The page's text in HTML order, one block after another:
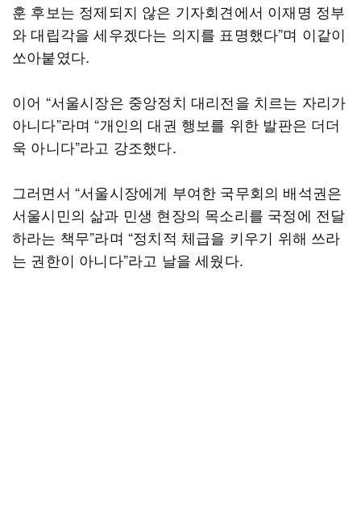
훈 후보는 정제되지 않은 기자회견에서 이재명 정부
와 대립각을 세우겠다는 의지를 표명했다”며 이같이
쏘아붙였다.
이어 “서울시장은 중앙정치 대리전을 치르는 자리가
아니다”라며 “개인의 대권 행보를 위한 발판은 더더
욱 아니다”라고 강조했다.
그러면서 “서울시장에게 부여한 국무회의 배석권은
서울시민의 삶과 민생 현장의 목소리를 국정에 전달
하라는 책무”라며 “정치적 체급을 키우기 위해 쓰라
는 권한이 아니다”라고 날을 세웠다.